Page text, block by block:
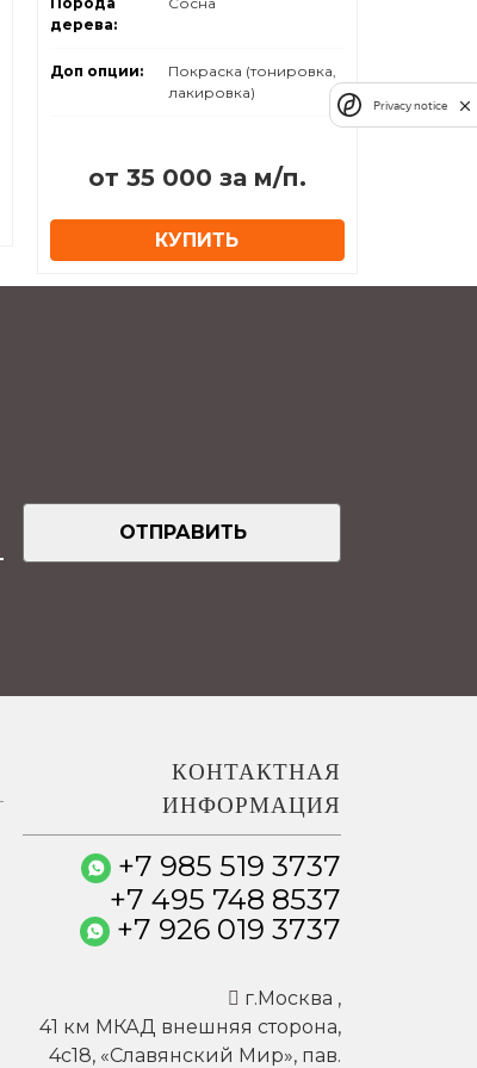
дерева:
Доп опции:
Покраска (тонировка,
лакировка)
от 35 000 за м/п.
КУПИТЬ
ОТПРАВИТЬ
КОНТАКТНАЯ
ИНФОРМАЦИЯ
+7 985 519 3737
+7 495 748 8537
+7 926 019 3737
г. Москва ,
41 км МКАД внешняя сторона,
4c18, «Славянский Мир», пав.
Privacy notice